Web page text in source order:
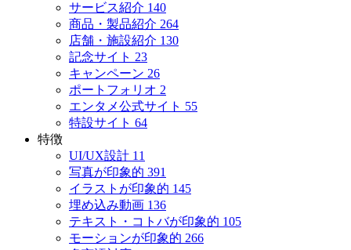
サービス紹介 140
商品・製品紹介 264
店舗・施設紹介 130
記念サイト 23
キャンペーン 26
ポートフォリオ 2
エンタメ公式サイト 55
特設サイト 64
特徴
UI/UX設計 11
写真が印象的 391
イラストが印象的 145
埋め込み動画 136
テキスト・コトバが印象的 105
モーションが印象的 266